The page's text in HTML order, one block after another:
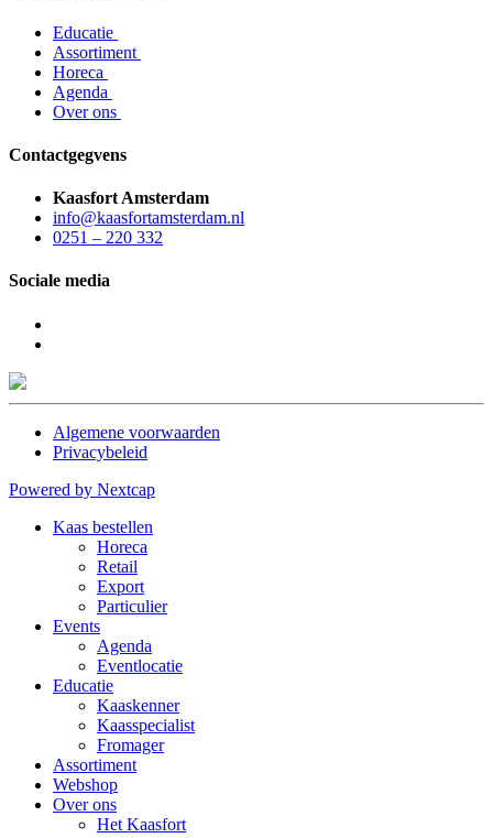
Educatie
Assortiment
Horeca
Agenda
Over ons
Contactgegvens
Kaasfort Amsterdam
info@kaasfortamsterdam.nl
0251 – 220 332
Sociale media
Algemene voorwaarden
Privacybeleid
Powered by Nextcap
Kaas bestellen
Horeca
Retail
Export
Particulier
Events
Agenda
Eventlocatie
Educatie
Kaaskenner
Kaasspecialist
Fromager
Assortiment
Webshop
Over ons
Het Kaasfort